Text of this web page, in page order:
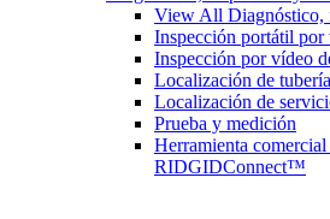
View All Diagnóstico,
Inspección portátil por
Inspección por vídeo
Localización de
Localización de
Prueba y medición
Herramienta comercial
RIDGIDConnect™